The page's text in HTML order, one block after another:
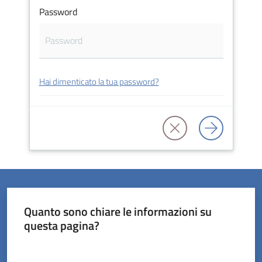
Segnalazioni
argomenti
Seguici
Password
Hai dimenticato la tua password?
Quanto sono chiare le informazioni su
questa pagina?